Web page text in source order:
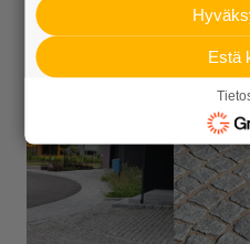
Estä